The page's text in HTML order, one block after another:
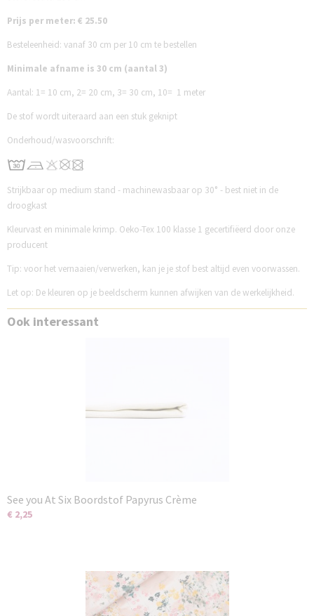
Prijs per meter: € 25.50
Besteleenheid: vanaf 30 cm per 10 cm te bestellen
Minimale afname is 30 cm (aantal 3)
Aantal: 1= 10 cm, 2= 20 cm, 3= 30 cm, 10= 1 meter
De stof wordt uiteraard aan een stuk geknipt
Onderhoud/wasvoorschrift:
Strijkbaar op medium stand - machinewasbaar op 30° - best niet in de
droogkast
Kleurvast en minimale krimp. Oeko-Tex 100 klasse 1 gecertifiëerd door onze
producent
Tip: voor het vernaaien/verwerken, kan je je stof best altijd even voorwassen.
Let op: De kleuren op je beeldscherm kunnen afwijken van de werkelijkheid.
Ook interessant
See you At Six Boordstof Papyrus Crème
€ 2,25